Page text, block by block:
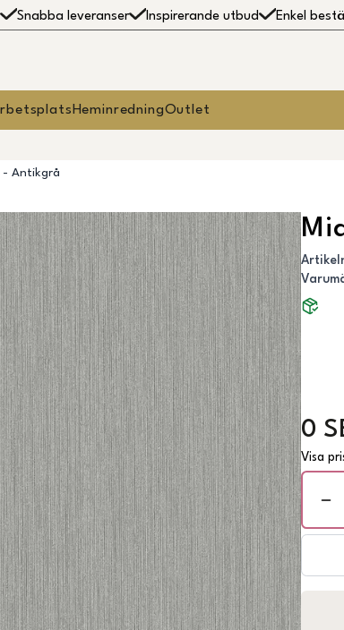
Snabba leveranser Inspirerande utbud Enkel
HeminredningOutlet
- Antikgrå
0
Visa